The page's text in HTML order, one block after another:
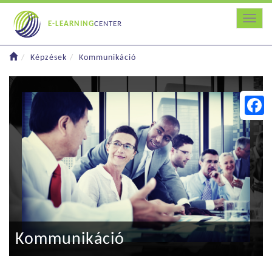
E-LEARNINGCENTER
Képzések Kommunikáció
Kommunikáció